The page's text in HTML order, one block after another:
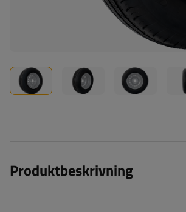
Produktbeskrivning